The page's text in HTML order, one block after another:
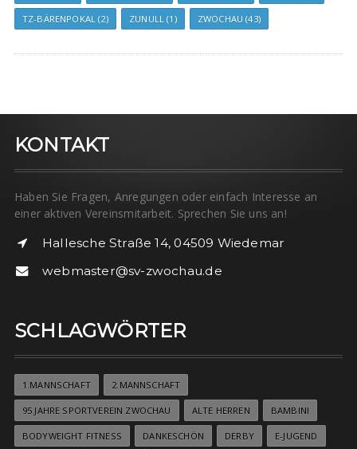
TZ-BÄRENPOKAL (2) ZUNULL (1) ZWOCHAU (43)
KONTAKT
Haben Sie Fragen, Anregungen oder einfach Interesse an
einer aktiven Vereinsmitarbeit. Sprechen Sie uns an!
Hallesche Straße 14, 04509 Wiedemar
webmaster@sv-zwochau.de
SCHLAGWÖRTER
1.MANNSCHAFT 2.MANNSCHAFT
95 JAHRE SPORTVEREIN ZWOCHAU ALTE HERREN BAMBINI
BODYWEIGHT FITNESS DANKESCHÖN DERBY E-JUGEND